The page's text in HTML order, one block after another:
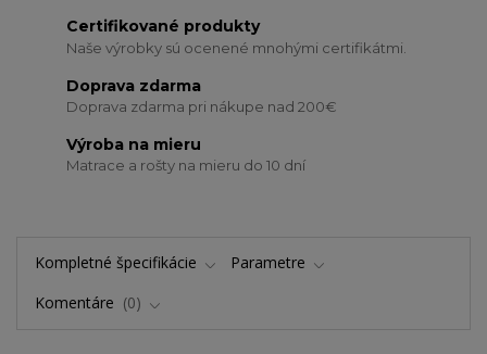
Certifikované produkty
Naše výrobky sú ocenené mnohými certifikátmi.
Doprava zdarma
Doprava zdarma pri nákupe nad 200€
Výroba na mieru
Matrace a rošty na mieru do 10 dní
Kompletné špecifikácie
Parametre
Komentáre
0